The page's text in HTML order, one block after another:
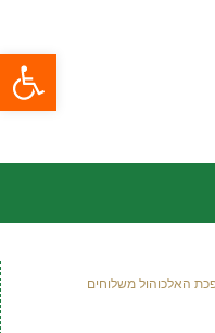
פתח
האלכוהול משלוחים